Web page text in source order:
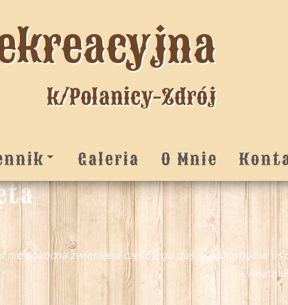
k/Polanicy-Zdrój
Galeria O Mnie
nie pokocha zwierzęcia część jego duszy pozostaje w
Anatol